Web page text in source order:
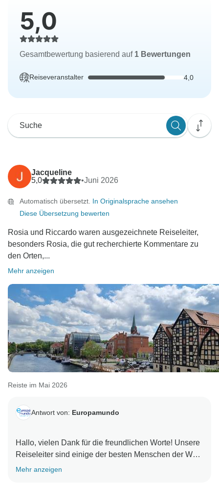
5,0
Gesamtbewertung basierend auf 1 Bewertungen
Reiseveranstalter 4,0
Jacqueline
5,0
•Juni 2026
Automatisch übersetzt. In Originalsprache ansehen
Diese Übersetzung bewerten
Rosia und Riccardo waren ausgezeichnete Reiseleiter,
besonders Rosia, die gut recherchierte Kommentare zu
den Orten,...
Mehr anzeigen
Reiste im Mai 2026
Antwort von: Europamundo
Hallo, vielen Dank für die freundlichen Worte! Unsere
Reiseleiter sind einige der besten Menschen der Welt.
Mehr anzeigen